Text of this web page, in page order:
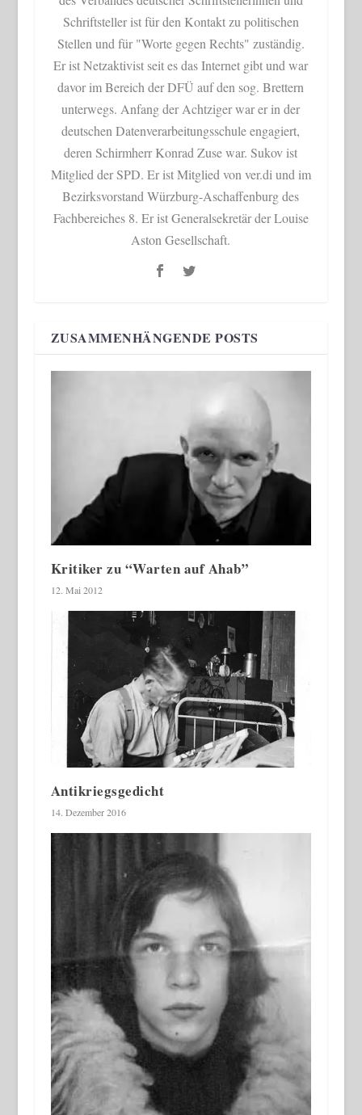
Schriftsteller ist für den Kontakt zu politischen
Stellen und für "Worte gegen Rechts" zuständig.
Er ist Netzaktivist seit es das Internet gibt und war
davor im Bereich der DFÜ auf den sog. Brettern
unterwegs. Anfang der Achtziger war er in der
deutschen Datenverarbeitungsschule engagiert,
deren Schirmherr Konrad Zuse war. Sukov ist
Mitglied der SPD. Er ist Mitglied von ver.di und im
Bezirksvorstand Würzburg-Aschaffenburg des
Fachbereiches 8. Er ist Generalsekretär der Louise
Aston Gesellschaft.
ZUSAMMENHÄNGENDE POSTS
Kritiker zu “Warten auf Ahab”
12. Mai 2012
Antikriegsgedicht
14. Dezember 2016